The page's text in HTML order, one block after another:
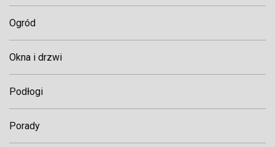
Ogród
Okna i drzwi
Podłogi
Porady